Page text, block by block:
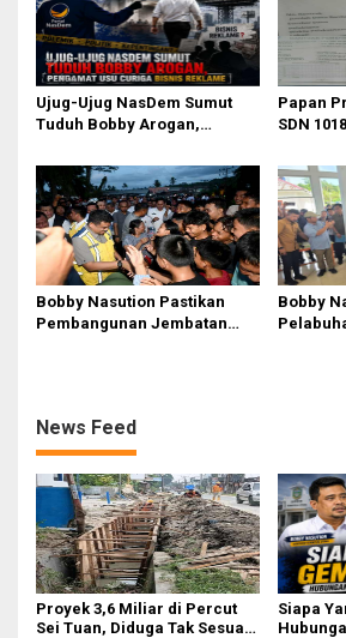
Informasi
Ujug-Ujug NasDem Sumut
Tuduh Bobby Arogan,
Reklame
Papan
SDN
Juknis
Unsur
Tidak Ada
Bobby Nasution Pastikan
Pembangunan Jembatan
Bobby
News Feed
Proyek 3,6 Miliar di Percut
Sei Tuan, Diduga Tak Sesuai
Siapa